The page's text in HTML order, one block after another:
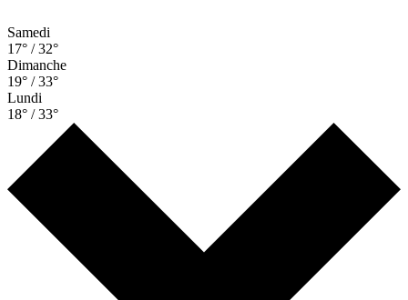
Samedi
17° / 32°
Dimanche
19° / 33°
Lundi
18° / 33°